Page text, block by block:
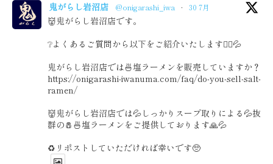
鬼がらし岩沼店 @onigarashi_iwa · 30 7月
👹鬼がらし岩沼店です。
❔よくあるご質問から以下をご紹介いたします🙇‍♂️💦
鬼がらし岩沼店では🍜塩ラーメンを販売していますか？
https://onigarashi-iwanuma.com/faq/do-you-sell-salt-
ramen/
👹鬼がらし岩沼店では💦しっかりスープ取りによる💦抜
群の🧂🍜塩ラーメンをご提供しております🙏💦
♻️リポストしていただければ幸いです🥺